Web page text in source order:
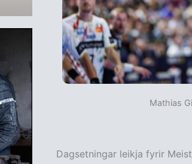
Mathias
Dagsetningar leikja fyrir